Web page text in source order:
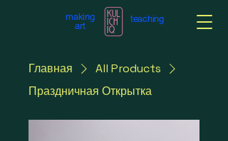
making
art
teaching
Главная
All Products
Праздничная Открытка